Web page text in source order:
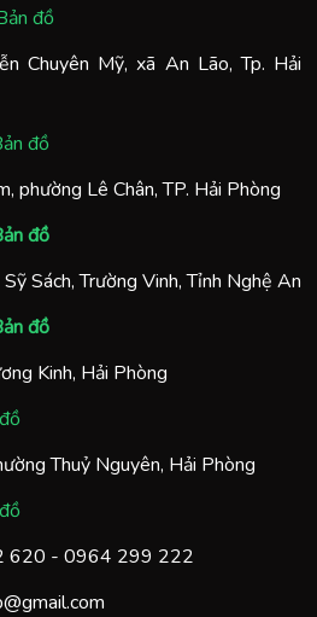
đồ
Chuyên Mỹ, xã An Lão, Tp. Hải
đồ
phường Lê Chân, TP. Hải Phòng
đồ
Sách, Trường Vinh, Tỉnh Nghệ An
đồ
Kinh, Hải Phòng
Thuỷ Nguyên, Hải Phòng
620 - 0964 299 222